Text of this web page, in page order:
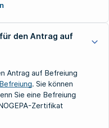
den Antrag auf
Antrag auf Befreiung
. Sie können
Sie eine Befreiung
Zertifikat